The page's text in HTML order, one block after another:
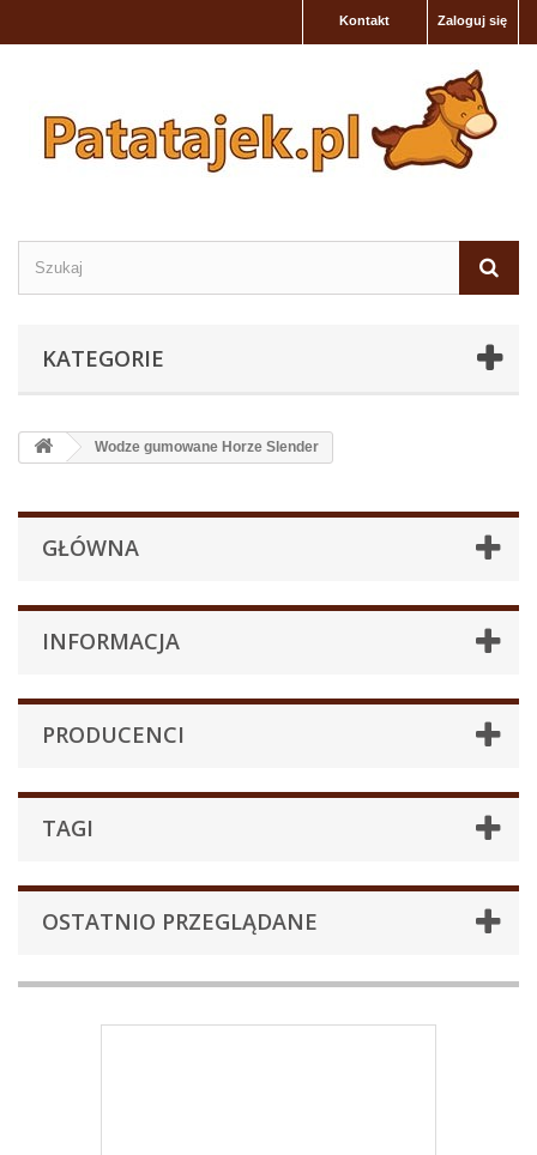
Zaloguj się
Kontakt
KATEGORIE
Wodze gumowane Horze Slender
GŁÓWNA
INFORMACJA
PRODUCENCI
TAGI
OSTATNIO PRZEGLĄDANE